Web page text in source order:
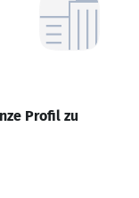
Profil zu